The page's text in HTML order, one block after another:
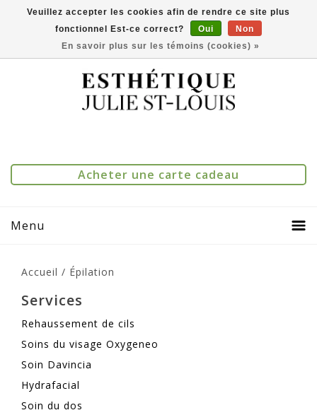
Comparer(0)
Acheter une carte cadeau
Menu
Accueil / Épilation
Services
Rehaussement de cils
Soins du visage Oxygeneo
Soin Davincia
Hydrafacial
Soin du dos
Veuillez accepter les cookies afin de rendre ce site plus
fonctionnel Est-ce correct?
Oui
Non
En savoir plus sur les témoins (cookies) »